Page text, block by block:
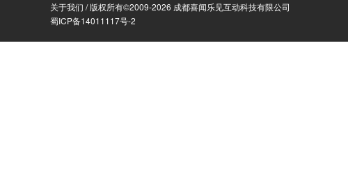
关于我们 / 版权所有©2009-2026 成都喜闻乐见互动科技有限公司
蜀ICP备14011117号-2